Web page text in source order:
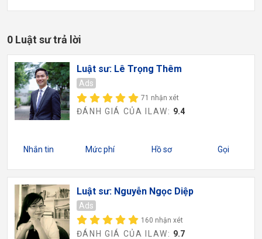
0 Luật sư trả lời
Luật sư: Lê Trọng Thêm
Ads
71 nhận xét
ĐÁNH GIÁ CỦA ILAW: 9.4
Nhắn tin Mức phí Hồ sơ Gọi
Luật sư: Nguyễn Ngọc Diệp
Ads
160 nhận xét
ĐÁNH GIÁ CỦA ILAW: 9.7